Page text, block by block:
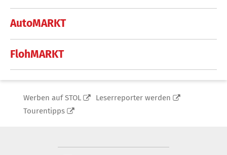
AutoMARKT
FlohMARKT
Werben auf STOL
Leserreporter werden
Tourentipps